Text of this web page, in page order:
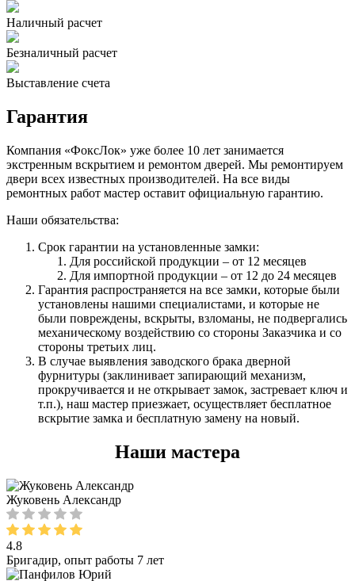
Наличный расчет
Безналичный расчет
Выставление счета
Гарантия
Компания «ФоксЛок» уже более 10 лет занимается
экстренным вскрытием и ремонтом дверей. Мы ремонтируем
двери всех известных производителей. На все виды
ремонтных работ мастер оставит официальную гарантию.
Наши обязательства:
Срок гарантии на установленные замки:
Для российской продукции – от 12 месяцев
Для импортной продукции – от 12 до 24 месяцев
Гарантия распространяется на все замки, которые были
установлены нашими специалистами, и которые не
были повреждены, вскрыты, взломаны, не подвергались
механическому воздействию со стороны Заказчика и со
стороны третьих лиц.
В случае выявления заводского брака дверной
фурнитуры (заклинивает запирающий механизм,
прокручивается и не открывает замок, застревает ключ и
т.п.), наш мастер приезжает, осуществляет бесплатное
вскрытие замка и бесплатную замену на новый.
Наши мастера
Жуковень Александр
4.8
Бригадир, опыт работы 7 лет